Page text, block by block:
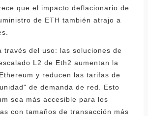
que el impacto deflacionario de
de ETH también atrajo a
través del uso: las soluciones de
L2 de Eth2 aumentan la
y reducen las tarifas de
de demanda de red. Esto
sea más accesible para los
con tamaños de transacción más